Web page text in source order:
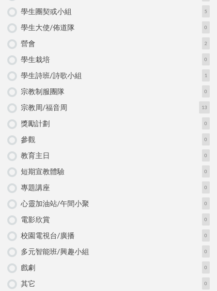
學生團契或小組 5
學生大使/佈道隊 0
營會 2
學生栽培 0
學生詩班/詩歌小組 1
宗教制服團隊 0
宗教周/福音周 13
獎勵計劃 0
參觀 0
教育主日 0
短期宣教體驗 0
專題講座 0
心靈加油站/午間小聚 0
電影欣賞 0
校園電視台/廣播 0
多元智能班/興趣小組 0
戲劇 0
其它 0